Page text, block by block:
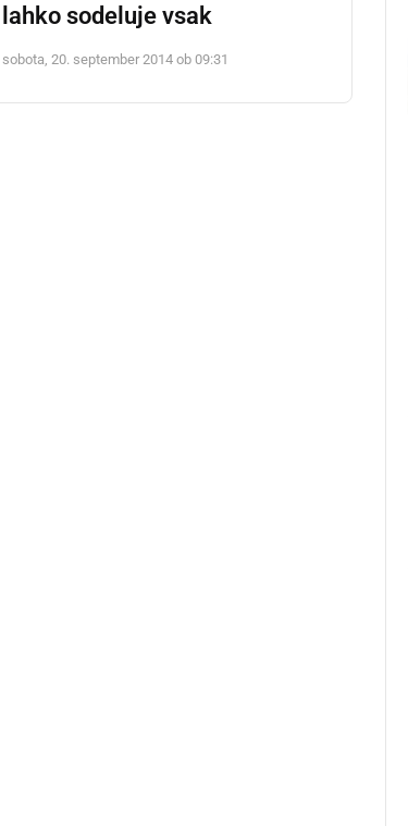
lahko sodeluje vsak
sobota, 20. september 2014 ob 09:31